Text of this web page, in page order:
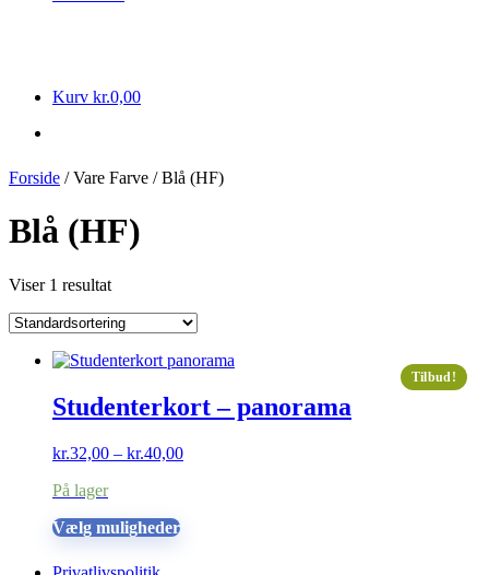
Kurv kr.0,00
Forside / Vare Farve / Blå (HF)
Blå (HF)
Viser 1 resultat
Tilbud!
Studenterkort – panorama
kr.32,00 – kr.40,00Prisinterval:
På lager
Vælg mulighederDette